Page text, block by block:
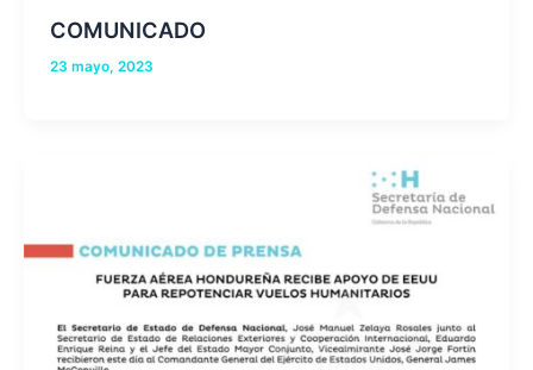
COMUNICADO
23 mayo, 2023